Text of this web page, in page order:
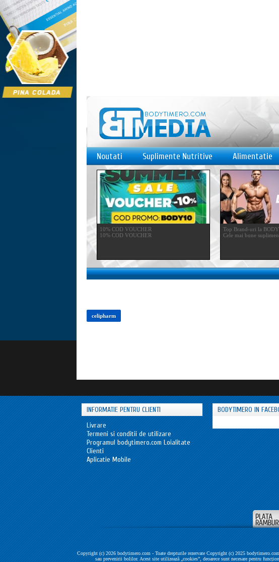
Noutati Suplimente Nutritive Alimentatie
10% COD VOUCHER
10% COD VOUCHER
Top Brand-uri la
Cele mai bune
celipharm
INFORMATIE PENTRU CLIENTI
Livrare
Termeni si conditii de utilizare
Programul bodytimero.com Loialitate
Clienti
Aplicatie Mobile
BODYTIMERO IN
Copyright (c) 2026 bodytimero.com - Toate drepturile rezervate Copyright (c) 2025
sau prevenirii bolilor. Acest site utilizează „cookies”, deoarece sunt necesare pentru